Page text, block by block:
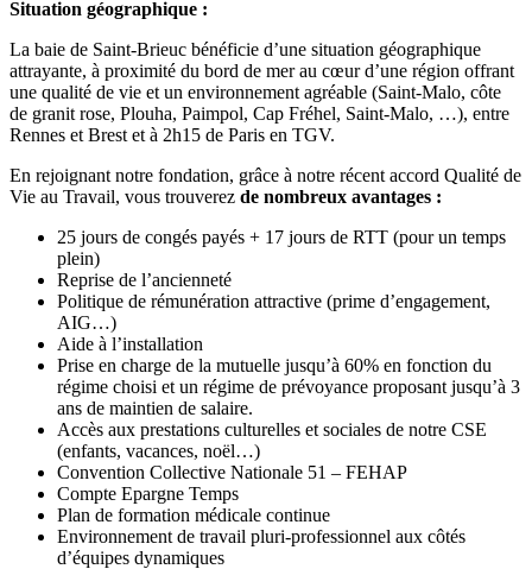
Situation géographique :
La baie de Saint-Brieuc bénéficie d’une situation géographique
attrayante, à proximité du bord de mer au cœur d’une région offrant
une qualité de vie et un environnement agréable (Saint-Malo, côte
de granit rose, Plouha, Paimpol, Cap Fréhel, Saint-Malo, …), entre
Rennes et Brest et à 2h15 de Paris en TGV.
En rejoignant notre fondation, grâce à notre récent accord Qualité de
Vie au Travail, vous trouverez de nombreux avantages :
25 jours de congés payés + 17 jours de RTT (pour un temps
plein)
Reprise de l’ancienneté
Politique de rémunération attractive (prime d’engagement,
AIG…)
Aide à l’installation
Prise en charge de la mutuelle jusqu’à 60% en fonction du
régime choisi et un régime de prévoyance proposant jusqu’à 3
ans de maintien de salaire.
Accès aux prestations culturelles et sociales de notre CSE
(enfants, vacances, noël…)
Convention Collective Nationale 51 – FEHAP
Compte Epargne Temps
Plan de formation médicale continue
Environnement de travail pluri-professionnel aux côtés
d’équipes dynamiques